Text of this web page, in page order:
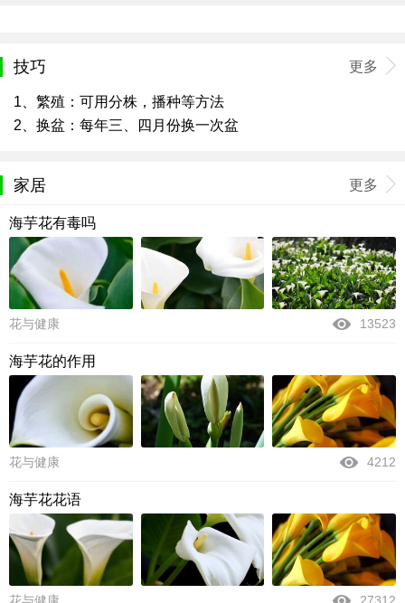
技巧 更多
1、繁殖：可用分株，播种等方法
2、换盆：每年三、四月份换一次盆
家居 更多
海芋花有毒吗
花与健康 13523
海芋花的作用
花与健康 4212
海芋花花语